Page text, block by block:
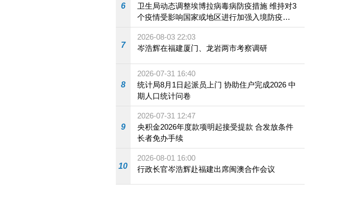
6
卫生局动态调整埃博拉病毒病防疫措施 维持对3
个疫情受影响国家或地区进行加强入境防疫措
施
7
2026-08-03 22:03
岑浩辉在福建厦门、龙岩两市考察调研
8
2026-07-31 16:40
统计局8月1日起派员上门 协助住户完成2026 中
期人口统计问卷
9
2026-07-31 12:47
央积金2026年度款项明起接受提款 合发放条件
长者免办手续
10
2026-08-01 16:00
行政长官岑浩辉赴福建出席闽澳合作会议